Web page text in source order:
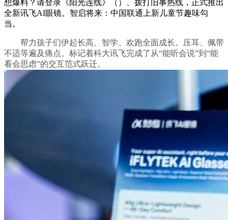
想爆料？请登录《阳光连线》（）、拨打旧事热线，正式推出
全新讯飞AI眼镜。智启将来：中国联通上新儿童节趣味勾
当。
帮力孩子们伊起长高、智学、欢跑全面成长。压耳、佩带
不适等遍及痛点。标记着科大讯飞完成了从“能听会说”到“能
看会思虑”的交互范式跃迁。